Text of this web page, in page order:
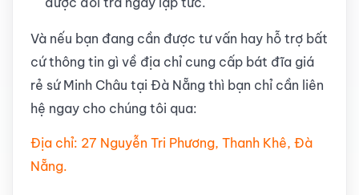
Và nếu bạn đang cần được tư vấn hay hỗ trợ bất
cứ thông tin gì về địa chỉ cung cấp bát đĩa giá
rẻ sứ Minh Châu tại Đà Nẵng thì bạn chỉ cần liên
hệ ngay cho chúng tôi qua:
Địa chỉ: 27 Nguyễn Tri Phương, Thanh Khê, Đà
Nẵng.